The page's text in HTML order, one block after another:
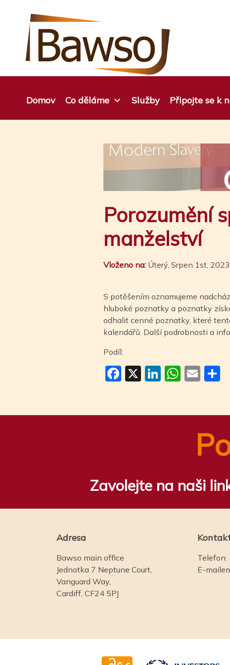
Domov Co děláme Služby Připojte se k
Porozumění
manželství
Vloženo na: Úterý, Srpen 1st, 2023
S potěšením oznamujeme
hluboké poznatky a poznatky
odhalit cenné poznatky, které
kalendářů. Další podrobnosti a
Podíl:
Facebook
X LinkedIn
Zavolejte na naši
Adresa
Bawso main office
Jednotka 7 Neptune Court,
Vanguard Way,
Cardiff, CF24 5PJ
Telefon:
E-